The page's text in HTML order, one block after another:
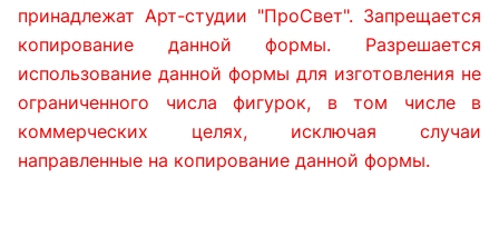
принадлежат Арт-студии "ПроСвет". Запрещается
копирование данной формы. Разрешается
использование данной формы для изготовления не
ограниченного числа фигурок, в том числе в
коммерческих целях, исключая случаи
направленные на копирование данной формы.